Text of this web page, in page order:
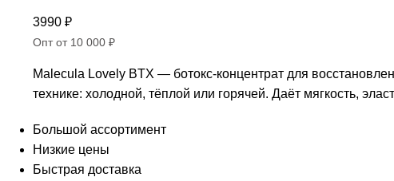
3990 ₽
Опт от 10 000 ₽
Malecula Lovely BTX — ботокс-концентрат для
технике: холодной, тёплой или горячей. Даёт мягкость,
Большой ассортимент
Низкие цены
Быстрая доставка